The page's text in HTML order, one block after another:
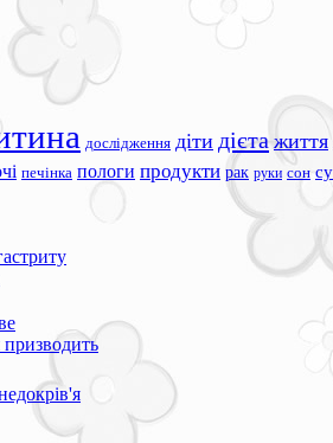
дослідження діти дієта життя
печінка пологи продукти рак руки сон